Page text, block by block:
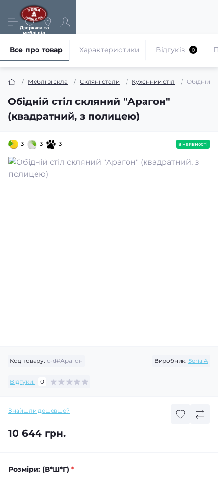
Дзеркала та
меблі від
Меблі зі скла Скляні столи Кухонний стіл Обідній
Обідній стіл скляний "Арагон"
(квадратний, з полицею)
Все про товар Характеристики Відгуків 0
3 3 3 в наявності
Код товару: c-d#Арагон Виробник: Seria A
Відгуки: 0
Знайшли дешевше?
10 644 грн.
Розміри: (В*Ш*Г) *